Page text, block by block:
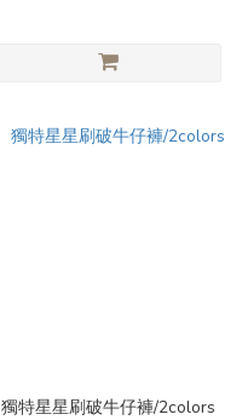
獨特星星刷破牛仔褲/2colors